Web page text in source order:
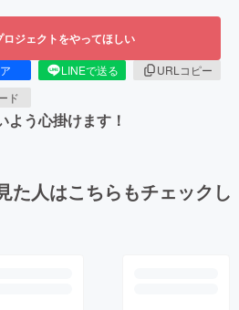
ロジェクトをやってほしい
LINEで送る
URLコピー
ド
う心掛けます！
た人はこちらもチェックし